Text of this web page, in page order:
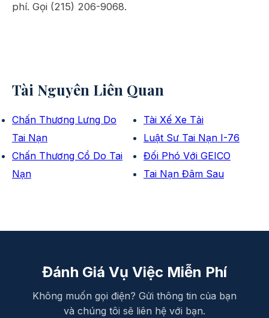
phí. Gọi (215) 206-9068.
Tài Nguyên Liên Quan
Chấn Thương Lưng Do
Tai Nạn
Chấn Thương Cổ Do Tai
Nạn
Tài Xế Xe Tải
Luật Sư Tai Nạn I-76
Đối Phó Với GEICO
Tai Nạn Đâm Sau
Đánh Giá Vụ Việc Miễn Phí
Không muốn gọi điện? Gửi thông tin của bạn
và chúng tôi sẽ liên hệ với bạn.